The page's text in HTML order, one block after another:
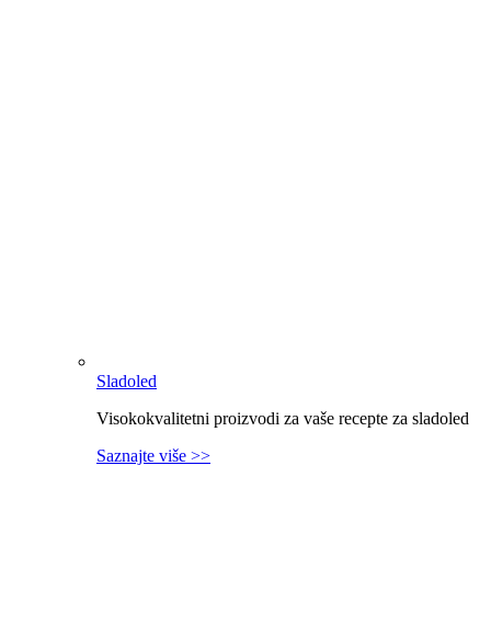
Sladoled
Visokokvalitetni proizvodi za vaše recepte za sladoled
Saznajte više >>